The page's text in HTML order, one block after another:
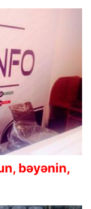
bəyənin,